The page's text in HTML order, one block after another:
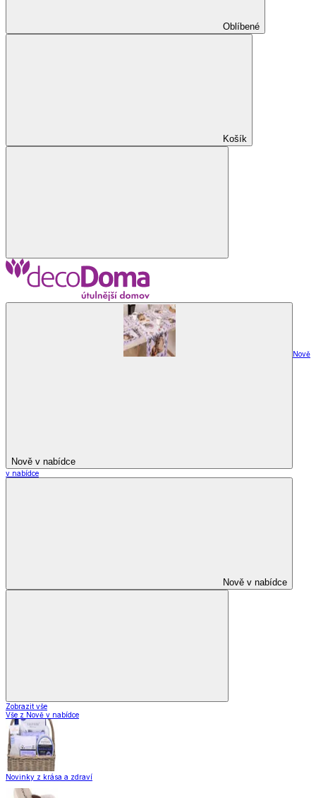
Oblíbené
Košík
Nově v nabídce
Nově
v nabídce
Nově v nabídce
Zobrazit vše
Vše z Nově v nabídce
Novinky z krása a zdraví